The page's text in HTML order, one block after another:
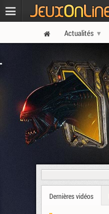
Actualités
Dernières vidéos